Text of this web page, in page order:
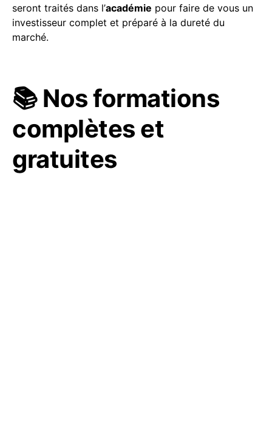
seront traités dans l’académie pour faire de vous un
investisseur complet et préparé à la dureté du
marché.
📚 Nos formations
complètes et
gratuites